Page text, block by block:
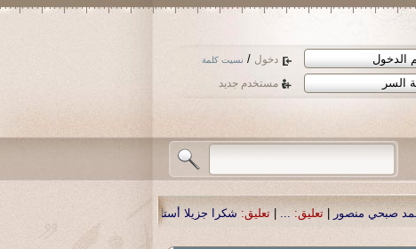
دخول / نسيت كلمة
مستخدم جديد
...
|تعليق: شكرا جزيلا أستاذ حمد الحمد .أكرمكم الله .